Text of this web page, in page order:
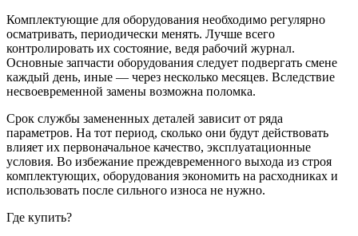
Комплектующие для оборудования необходимо регулярно
осматривать, периодически менять. Лучше всего
контролировать их состояние, ведя рабочий журнал.
Основные запчасти оборудования следует подвергать смене
каждый день, иные — через несколько месяцев. Вследствие
несвоевременной замены возможна поломка.
Срок службы замененных деталей зависит от ряда
параметров. На тот период, сколько они будут действовать
влияет их первоначальное качество, эксплуатационные
условия. Во избежание преждевременного выхода из строя
комплектующих, оборудования экономить на расходниках и
использовать после сильного износа не нужно.
Где купить?